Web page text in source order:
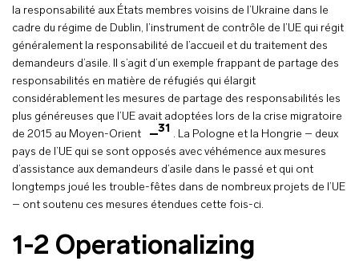
la responsabilité aux États membres voisins de l’Ukraine dans le
cadre du régime de Dublin, l’instrument de contrôle de l’UE qui régit
généralement la responsabilité de l’accueil et du traitement des
demandeurs d’asile. Il s’agit d’un exemple frappant de partage des
responsabilités en matière de réfugiés qui élargit
considérablement les mesures de partage des responsabilités les
plus généreuses que l’UE avait adoptées lors de la crise migratoire
de 2015 au Moyen-Orient
31 . La Pologne et la Hongrie – deux
pays de l’UE qui se sont opposés avec véhémence aux mesures
d’assistance aux demandeurs d’asile dans le passé et qui ont
longtemps joué les trouble-fêtes dans de nombreux projets de l’UE
– ont soutenu ces mesures étendues cette fois-ci.
1-2 Operationalizing